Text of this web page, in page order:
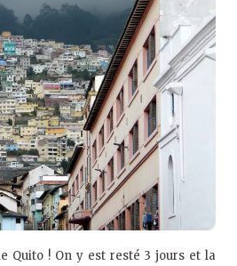
Quito ! On y est resté 3 jours et la